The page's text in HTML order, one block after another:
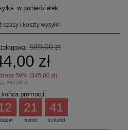
w poniedziałek
czasy i koszty wysyłki
589,00 zł
zł
59% (345,00 zł).
287,00 zł
końca promocji:
minut
21
sekund
41